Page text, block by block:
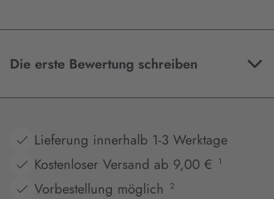
Die erste Bewertung schreiben
Lieferung innerhalb 1-3 Werktage
Kostenloser Versand ab 9,00 €
1
Vorbestellung möglich 2